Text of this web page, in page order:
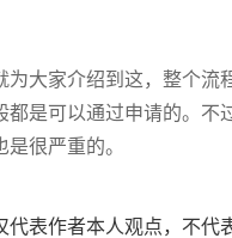
为大家介绍到这，整个
都是可以通过申请的。
很严重的。
表作者本人观点，不代